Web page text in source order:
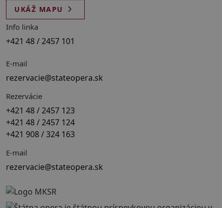
UKÁŽ MAPU
Info linka
+421 48 / 2457 101
E-mail
rezervacie@stateopera.sk
Rezervácie
+421 48 / 2457 123
+421 48 / 2457 124
+421 908 / 324 163
E-mail
rezervacie@stateopera.sk